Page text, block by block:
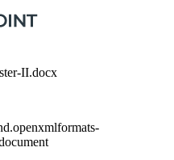
II.docx